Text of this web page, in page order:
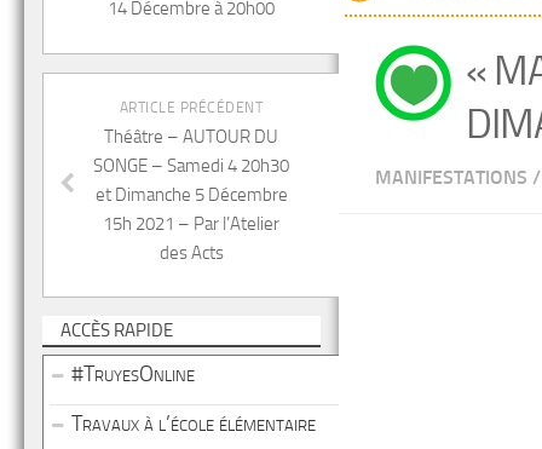
«
MANIFESTATIONS /
14 Décembre à 20h00
ARTICLE PRÉCÉDENT
Théâtre – AUTOUR DU
SONGE – Samedi 4 20h30
et Dimanche 5 Décembre
15h 2021 – Par l’Atelier
des Acts
ACCÈS RAPIDE
#TruyesOnline
Travaux à l’école élémentaire